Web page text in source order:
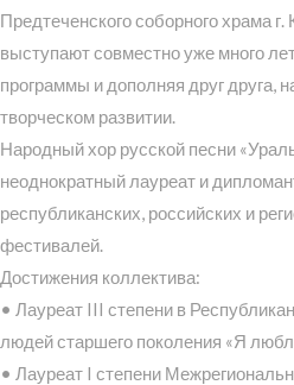
Предтеченского соборного храма
выступают совместно уже много
программы и дополняя друг друга,
творческом развитии.
Народный хор русской песни
неоднократный лауреат и
республиканских, российских и
фестивалей.
Достижения коллектива:
• Лауреат III степени в
людей старшего поколения «Я
• Лауреат I степени